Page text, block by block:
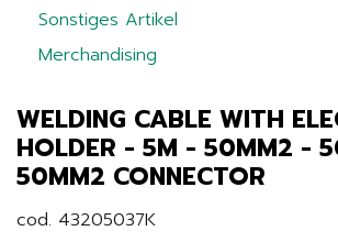
Sonstiges Artikel
Merchandising
WELDING CABLE WITH
HOLDER - 5M - 50MM2 -
50MM2 CONNECTOR
cod. 43205037K